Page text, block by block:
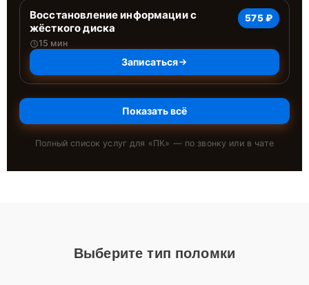
Восстановление информации с
жёсткого диска
15 мин
575 ₽
Записаться
Показать всё
Полный список услуг для «ПК» — по звонку или в чате
Выберите тип поломки